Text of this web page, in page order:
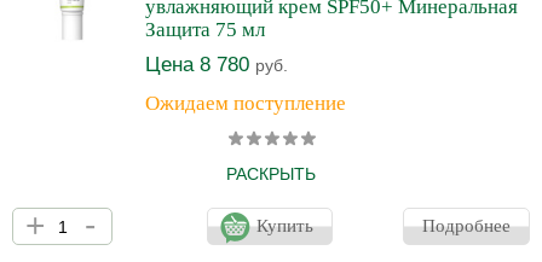
увлажняющий крем SPF50+ Минеральная
Защита 75 мл
Цена 8 780 руб.
Ожидаем поступление
РАСКРЫТЬ
Новая формула и текстура крема с физическими фильтрами
обеспечивает эффективную и максимальную защиту от UVA и
UVB лучей. Крем защищает от агрессивного воздействия
+ - Купить Подробнее